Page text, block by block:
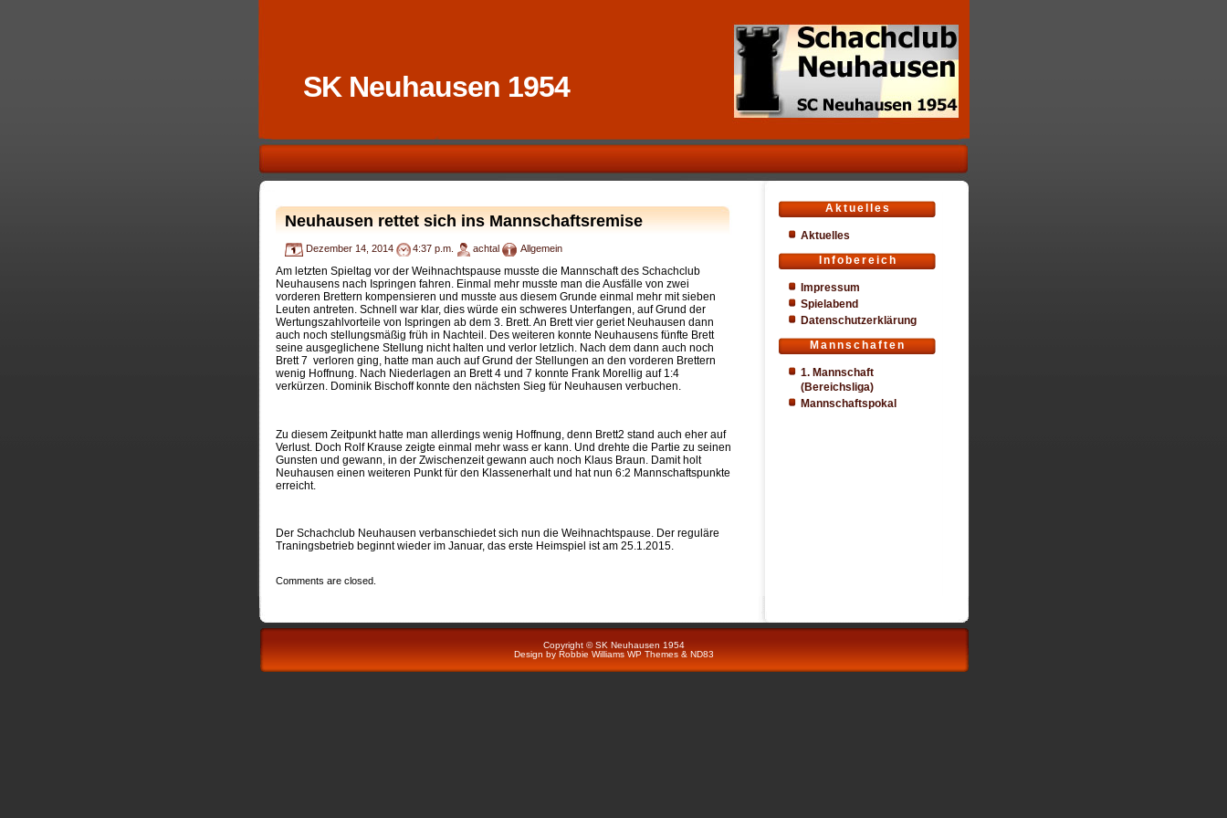
SK Neuhausen 1954
Neuhausen rettet sich ins Mannschaftsremise
Dezember 14, 2014 4:37 p.m. achtal Allgemein
Am letzten Spieltag vor der Weihnachtspause musste die Mannschaft des Schachclub
Neuhausens nach Ispringen fahren. Einmal mehr musste man die Ausfälle von zwei
vorderen Brettern kompensieren und musste aus diesem Grunde einmal mehr mit sieben
Leuten antreten. Schnell war klar, dies würde ein schweres Unterfangen, auf Grund der
Wertungszahlvorteile von Ispringen ab dem 3. Brett. An Brett vier geriet Neuhausen dann
auch noch stellungsmäßig früh in Nachteil. Des weiteren konnte Neuhausens fünfte Brett
seine ausgeglichene Stellung nicht halten und verlor letzlich. Nach dem dann auch noch
Brett 7 verloren ging, hatte man auch auf Grund der Stellungen an den vorderen Brettern
wenig Hoffnung. Nach Niederlagen an Brett 4 und 7 konnte Frank Morellig auf 1:4
verkürzen. Dominik Bischoff konnte den nächsten Sieg für Neuhausen verbuchen.
Zu diesem Zeitpunkt hatte man allerdings wenig Hoffnung, denn Brett2 stand auch eher auf
Verlust. Doch Rolf Krause zeigte einmal mehr wass er kann. Und drehte die Partie zu seinen
Gunsten und gewann, in der Zwischenzeit gewann auch noch Klaus Braun. Damit holt
Neuhausen einen weiteren Punkt für den Klassenerhalt und hat nun 6:2 Mannschaftspunkte
erreicht.
Der Schachclub Neuhausen verbanschiedet sich nun die Weihnachtspause. Der reguläre
Traningsbetrieb beginnt wieder im Januar, das erste Heimspiel ist am 25.1.2015.
Comments are closed.
Aktuelles
Aktuelles
Infobereich
Impressum
Spielabend
Datenschutzerklärung
Mannschaften
1. Mannschaft
(Bereichsliga)
Mannschaftspokal
Copyright © SK Neuhausen 1954
Design by Robbie Williams WP Themes& ND83